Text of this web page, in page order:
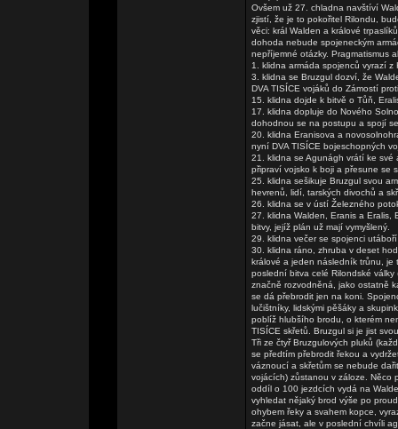
Ovšem už 27. chladna navštíví
zjistí, že je to pokořitel Rilondu,
věci: král Walden a králové
dohoda nebude spojeneckým
nepříjemné otázky. Pragmatismus
1. klidna armáda spojenců vyrazí z
3. klidna se Bruzgul dozví, že
DVA TISÍCE vojáků do Zámostí
15. klidna dojde k bitvě o Tůň,
17. klidna dopluje do Nového
dohodnou se na postupu a spojí
20. klidna Eranisova a
nyní DVA TISÍCE bojeschopných
21. klidna se Agunágh vrátí ke
připraví vojsko k boji a přesune se
25. klidna sešikuje Bruzgul svou
hevrenů, lidí, tarských divochů a
26. klidna se v ústí Železného
27. klidna Walden, Eranis a Eralis,
bitvy, jejíž plán už mají vymyšlený.
29. klidna večer se spojenci
30. klidna ráno, zhruba v deset
králové a jeden následník trůnu,
poslední bitva celé Rilondské
značně rozvodněná, jako ostatně
se dá přebrodit jen na koni.
lučištníky, lidskými pěšáky a
poblíž hlubšího brodu, o kterém
TISÍCE skřetů. Bruzgul si je jist
Tři ze čtyř Bruzgulových pluků
se předtím přebrodit řekou a
váznoucí a skřetům se nebude
vojácích) zůstanou v záloze. Něco
oddíl o 100 jezdcích vydá na
vyhledat nějaký brod výše po
ohybem řeky a svahem kopce,
začne jásat, ale v poslední chvíli